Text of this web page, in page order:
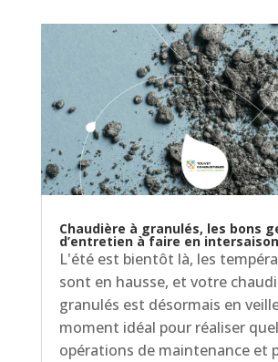
Chaudière à granulés, les bons
d’entretien à faire en intersaison
L'été est bientôt là, les
sont en hausse, et votre
granulés est désormais en
moment idéal pour réaliser
opérations de maintenance et